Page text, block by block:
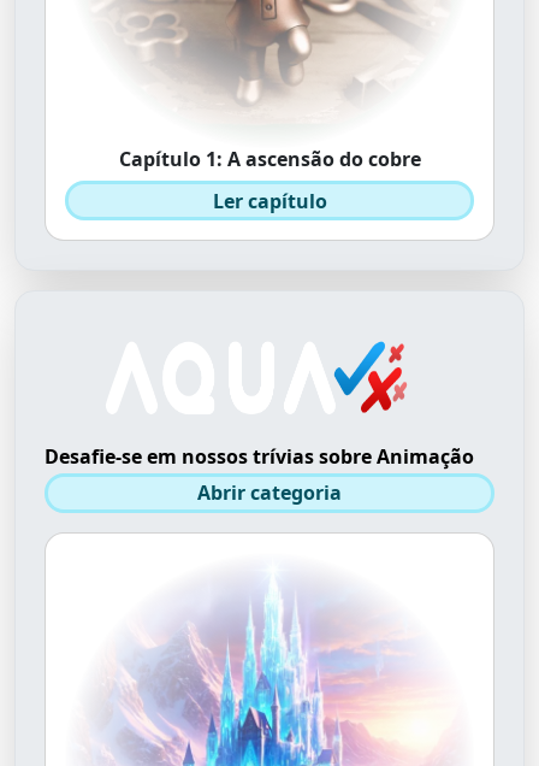
Capítulo 1: A ascensão do cobre
Ler capítulo
Desafie-se em nossos trívias sobre Animação
Abrir categoria